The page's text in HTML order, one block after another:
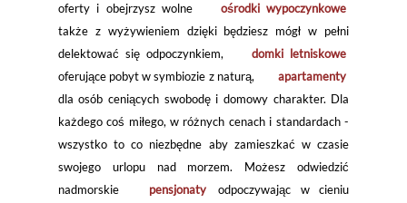
oferty i obejrzysz wolne
ośrodki wypoczynkowe
także z wyżywieniem dzięki będziesz mógł w pełni
delektować się odpoczynkiem,
domki letniskowe
oferujące pobyt w symbiozie z naturą,
apartamenty
dla osób ceniących swobodę i domowy charakter. Dla
każdego coś miłego, w różnych cenach i standardach -
wszystko to co niezbędne aby zamieszkać w czasie
swojego urlopu nad morzem. Możesz odwiedzić
nadmorskie
pensjonaty
odpoczywając w cieniu